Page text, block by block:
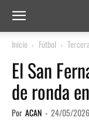
Inicio Fútbol
El San
de ronda
Por ACAN - 24/05/2026